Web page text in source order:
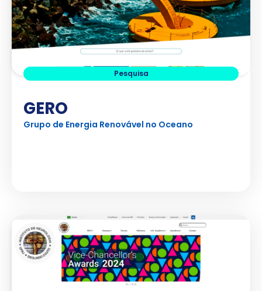
Pesquisa
GERO
Grupo de Energia Renovável no Oceano